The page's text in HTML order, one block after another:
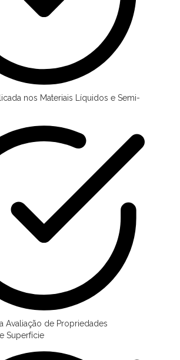
nos Materiais Líquidos e Semi-
Avaliação de Propriedades
Superfície